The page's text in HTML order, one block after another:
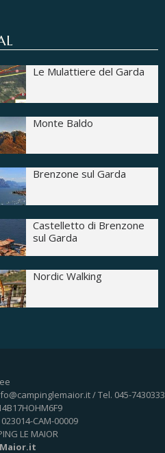
Le Mulattiere del Garda
Monte Baldo
Brenzone sul Garda
Castelletto di Brenzone
sul Garda
Nordic Walking
/ Tel. 045-7430333
023014-CAM-00009
LE MAIOR